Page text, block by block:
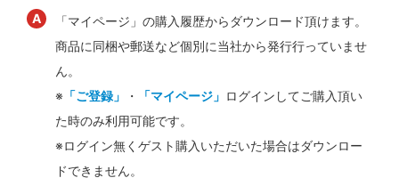
「マイページ」の購入履歴からダウンロード頂けます。
商品に同梱や郵送など個別に当社から発行行っていませ
ん。
※ 「ご登録」 ・ 「マイページ」 ログインしてご購入頂い
た時のみ利用可能です。
※ログイン無くゲスト購入いただいた場合はダウンロー
ドできません。